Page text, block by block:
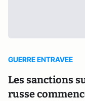
GUERRE ENTRAVEE
Les sanctions
russe